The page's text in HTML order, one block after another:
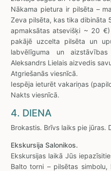
Nākama pietura ir pilsēta –
Zeva pilsēta, kas tika dibināta
apmaksātas atsevišķi ~ 20
pakājē uzcelta pilsēta un
labvēlīguma un
Aleksandrs Lielais aizvedis
Atgriešanās viesnīcā.
Iespēja ieturēt vakariņas
Nakts viesnīcā.
4. DIENA
Brokastis. Brīvs laiks pie jūras.
Ekskursija Salonikos.
Ekskursijas laikā Jūs
Balto torni – pilsētas